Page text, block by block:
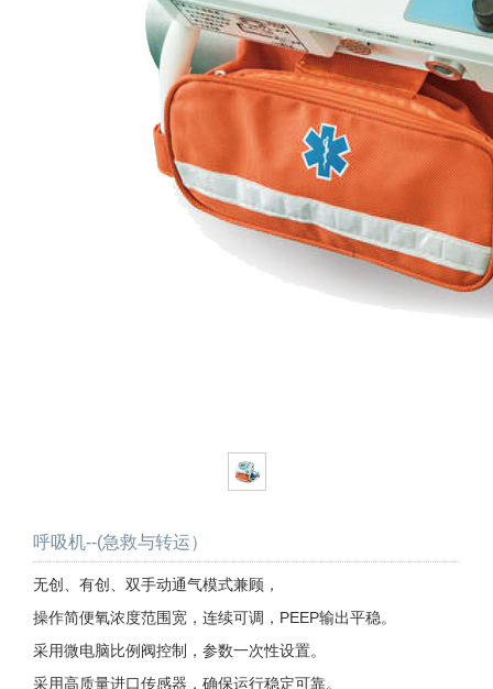
呼吸机--(急救与转运）
无创、有创、双手动通气模式兼顾，
操作简便氧浓度范围宽，连续可调，PEEP输出平稳。
采用微电脑比例阀控制，参数一次性设置。
采用高质量进口传感器，确保运行稳定可靠。